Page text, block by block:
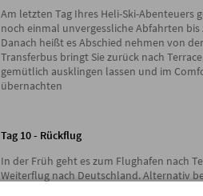
Am letzten Tag Ihres Heli-Ski-Abenteuers
noch einmal unvergessliche Abfahrten bis
Danach heißt es Abschied nehmen von
Transferbus bringt Sie zurück nach
gemütlich ausklingen lassen und im
übernachten
Tag 10 - Rückflug
In der Früh geht es zum Flughafen nach
Weiterflug nach Deutschland. Alternativ